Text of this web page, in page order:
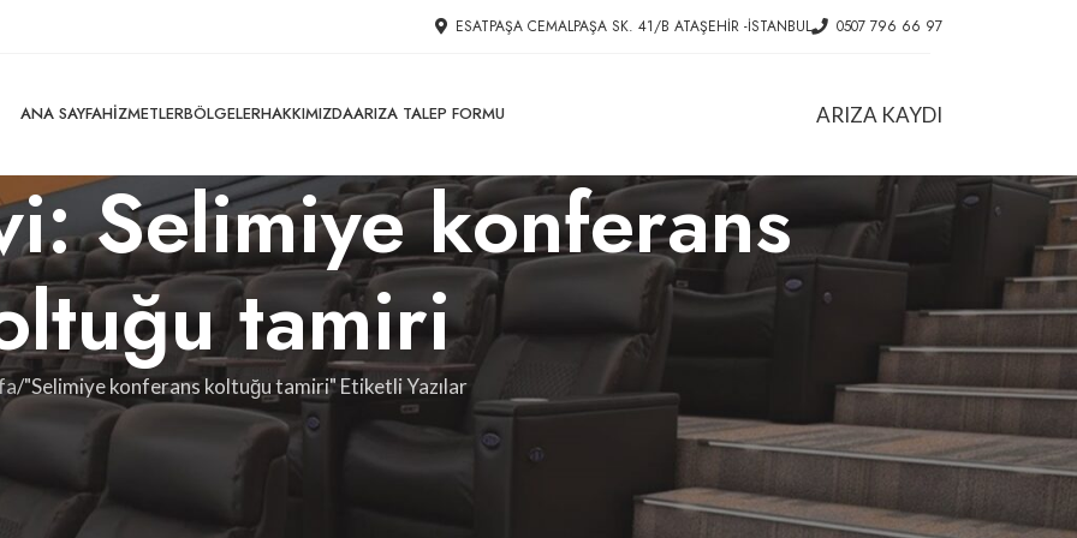
ESATPAŞA CEMALPAŞA SK. 41/B ATAŞEHIR -İSTANBUL 0507 796 66 97
ANA SAYFAHIZMETLERBÖLGELERHAKKIMIZDAARIZA TALEP FORMU ARIZA KAYDI
Selimiye konferans
tamiri
"Selimiye konferans koltuğu tamiri" Etiketli Yazılar
HIZMETLER